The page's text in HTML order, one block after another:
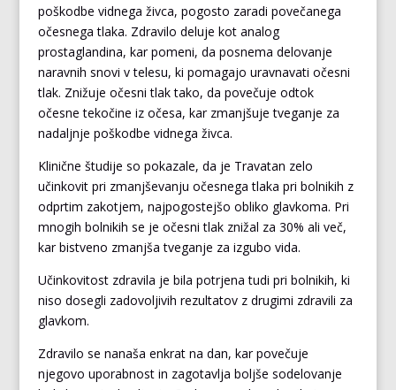
poškodbe vidnega živca, pogosto zaradi povečanega
očesnega tlaka. Zdravilo deluje kot analog
prostaglandina, kar pomeni, da posnema delovanje
naravnih snovi v telesu, ki pomagajo uravnavati očesni
tlak. Znižuje očesni tlak tako, da povečuje odtok
očesne tekočine iz očesa, kar zmanjšuje tveganje za
nadaljnje poškodbe vidnega živca.
Klinične študije so pokazale, da je Travatan zelo
učinkovit pri zmanjševanju očesnega tlaka pri bolnikih z
odprtim zakotjem, najpogostejšo obliko glavkoma. Pri
mnogih bolnikih se je očesni tlak znižal za 30% ali več,
kar bistveno zmanjša tveganje za izgubo vida.
Učinkovitost zdravila je bila potrjena tudi pri bolnikih, ki
niso dosegli zadovoljivih rezultatov z drugimi zdravili za
glavkom.
Zdravilo se nanaša enkrat na dan, kar povečuje
njegovo uporabnost in zagotavlja boljše sodelovanje